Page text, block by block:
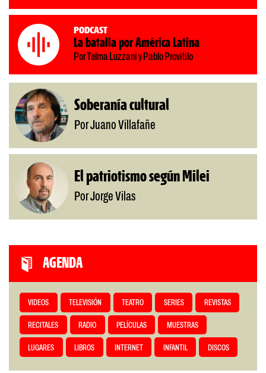
Podcast
La batalla por América Latina
Por Telma Luzzani y Pablo Provitilo
Soberanía cultural
Por Juano Villafañe
El patriotismo según Milei
Por Jorge Vilas
AGENDA
VIDEOS TELEVISIÓN TEATRO SERIES REVISTAS
RECITALES RADIO PELÍCULAS MUESTRAS
LUGARES LIBROS INTERNET INFANTIL DISCOS